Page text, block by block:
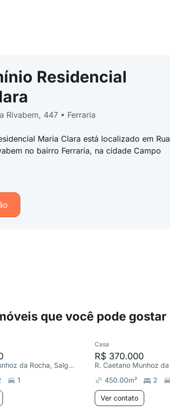
Residencial
Rivabem, 447 • Ferraria
Maria Clara está localizado em Rua
no bairro Ferraria, na cidade Campo
que você pode gostar
R. Caetano Munhoz da Rocha, Salgadinho
1
Casa
R$ 370.000
450.00m² 2
Ver contato